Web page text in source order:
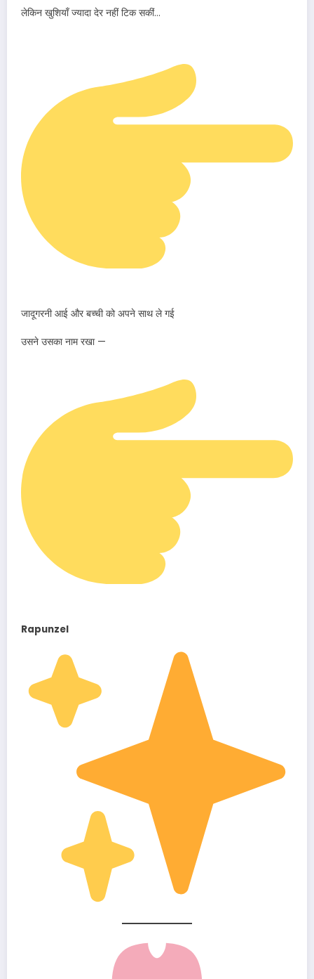
लेकिन खुशियाँ ज्यादा देर नहीं टिक सकीं…
जादूगरनी आई और बच्ची को अपने साथ ले गई
उसने उसका नाम रखा —
Rapunzel